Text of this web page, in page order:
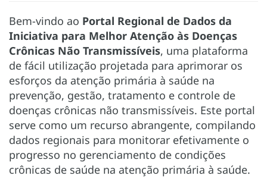
Bem-vindo ao Portal Regional de Dados da
Iniciativa para Melhor Atenção às Doenças
Crônicas Não Transmissíveis, uma plataforma
de fácil utilização projetada para aprimorar os
esforços da atenção primária à saúde na
prevenção, gestão, tratamento e controle de
doenças crônicas não transmissíveis. Este portal
serve como um recurso abrangente, compilando
dados regionais para monitorar efetivamente o
progresso no gerenciamento de condições
crônicas de saúde na atenção primária à saúde.